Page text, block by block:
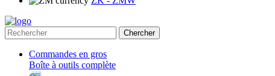
Chercher
Commandes en gros
Boîte à outils complète